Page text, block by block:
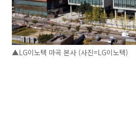
▲LG이노텍 마곡 본사 (사진=LG이노텍)